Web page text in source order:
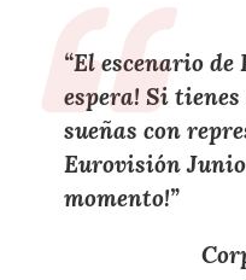
“El escenario
espera! Si tienes
sueñas con
Eurovisión
momento!”